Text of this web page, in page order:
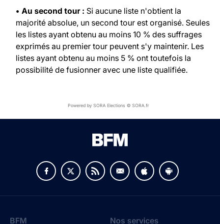
• Au second tour : Si aucune liste n'obtient la
majorité absolue, un second tour est organisé. Seules
les listes ayant obtenu au moins 10 % des suffrages
exprimés au premier tour peuvent s'y maintenir. Les
listes ayant obtenu au moins 5 % ont toutefois la
possibilité de fusionner avec une liste qualifiée.
Powered by SORA Elections © SORA.fr
BFM Nos services